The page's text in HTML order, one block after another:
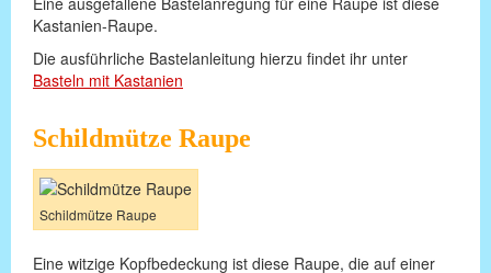
Kastanien-Raupe.
Die ausführliche Bastelanleitung hierzu findet ihr unter
Basteln mit Kastanien
Schildmütze Raupe
Schildmütze Raupe
Eine witzige Kopfbedeckung ist diese Raupe, die auf einer